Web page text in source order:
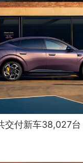
交付新车38,027台